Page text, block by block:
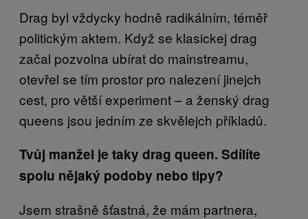
Drag byl vždycky hodně radikálním, téměř
politickým aktem. Když se klasickej drag
začal pozvolna ubírat do mainstreamu,
otevřel se tím prostor pro nalezení jinejch
cest, pro větší experiment – a ženský drag
queens jsou jedním ze skvělejch příkladů.
Tvůj manžel je taky drag queen. Sdílíte
spolu nějaký podoby nebo tipy?
Jsem strašně šťastná, že mám partnera,